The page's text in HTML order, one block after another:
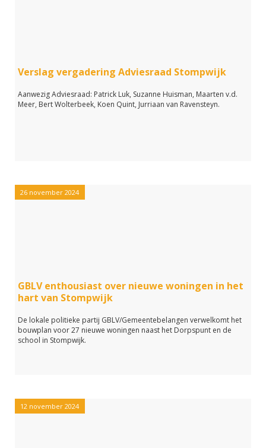
Verslag vergadering Adviesraad Stompwijk
Aanwezig Adviesraad: Patrick Luk, Suzanne Huisman, Maarten v.d.
Meer, Bert Wolterbeek, Koen Quint, Jurriaan van Ravensteyn.
26 november 2024
GBLV enthousiast over nieuwe woningen in het
hart van Stompwijk
De lokale politieke partij GBLV/Gemeentebelangen verwelkomt het
bouwplan voor 27 nieuwe woningen naast het Dorpspunt en de
school in Stompwijk.
12 november 2024